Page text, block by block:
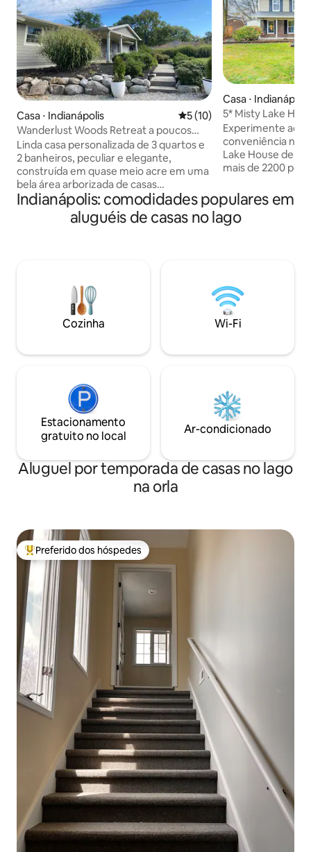
Casa ⋅ Indianápolis 5 de uma avaliação média
5 (10)
Wanderlust Woods Retreat a poucos
minutos do Reservatório Geist
Linda casa personalizada de 3 quartos e
2 banheiros, peculiar e elegante,
construída em quase meio acre em uma
bela área arborizada de casas
encantadas com personalidade, a 10
minutos do Reservatório Geist!! Ideal
para famílias, incluindo jogos e animais
suíte master privativa com acesso
privativo ao solário através de portas
francesas com um conjunto de
espreguiçadeiras! Pátio frontal e pátio
hidromassagem com vista para as
Casa ⋅ Indianápolis
5* Misty Lake
Aceita cães
Experimente
conveniência
Lake House de 4
mais de 2200 pés
em grupo em mente. Com um
privativo, vários
comodidades
totalmente
✔ totalmente
separada
Saiba mais abaixo!
Indianápolis: comodidades populares em
aluguéis de casas no lago
Cozinha Wi-Fi
Estacionamento
gratuito no local
Ar-condicionado
Aluguel por temporada de casas no lago
na orla
Entre os melhores preferidos dos hóspedes
Preferido dos hóspedes